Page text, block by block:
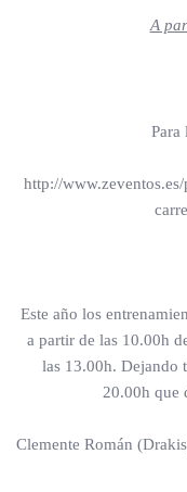
A
Para
http://
Este año los
a partir de las 10.00h
las 13.00h. Dejando
20.00h que
Clemente Román